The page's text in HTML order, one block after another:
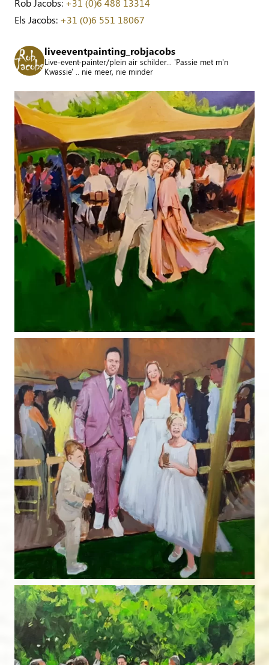
Rob Jacobs: +31 (0)6 488 13314
Els Jacobs: +31 (0)6 551 18067
liveeventpainting_robjacobs
Live-event-painter/plein air schilder... 'Passie met m'n
Kwassie' .. nie meer, nie minder